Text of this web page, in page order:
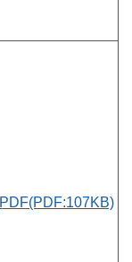
PDF(PDF:107KB)